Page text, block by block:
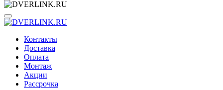
Контакты
Доставка
Оплата
Монтаж
Акции
Рассрочка